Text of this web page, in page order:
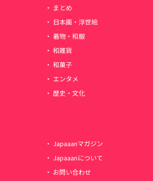
まとめ
日本画・浮世絵
着物・和服
和雑貨
和菓子
エンタメ
歴史・文化
Japaaanマガジン
Japaaanについて
お問い合わせ